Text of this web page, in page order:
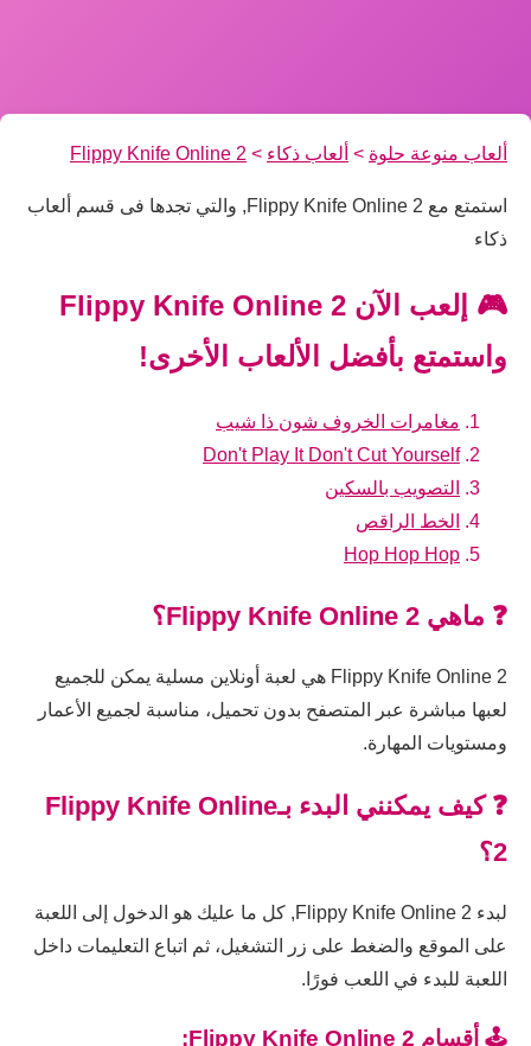
ألعاب منوعة حلوة > ألعاب ذكاء >
Flippy Knife Online 2
استمتع مع Flippy Knife Online 2, والتي تجدها فى قسم ألعاب
ذكاء
🎮 إلعب الآن Flippy Knife Online 2
واستمتع بأفضل الألعاب الأخرى!
مغامرات الخروف شون ذا شيب
Don't Play It Don't Cut Yourself
التصويب بالسكين
الخط الراقص
Hop Hop Hop
❓ ماهي Flippy Knife Online 2؟
Flippy Knife Online 2 هي لعبة أونلاين مسلية يمكن للجميع
لعبها مباشرة عبر المتصفح بدون تحميل، مناسبة لجميع الأعمار
ومستويات المهارة.
❓ كيف يمكنني البدء بـFlippy Knife Online
2؟
لبدء Flippy Knife Online 2, كل ما عليك هو الدخول إلى اللعبة
على الموقع والضغط على زر التشغيل، ثم اتباع التعليمات داخل
اللعبة للبدء في اللعب فورًا.
🕹️ أقسام Flippy Knife Online 2: